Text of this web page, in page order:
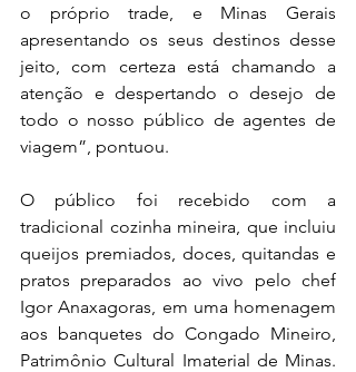
o próprio trade, e Minas Gerais
apresentando os seus destinos desse
jeito, com certeza está chamando a
atenção e despertando o desejo de
todo o nosso público de agentes de
viagem”, pontuou.
O público foi recebido com a
tradicional cozinha mineira, que incluiu
queijos premiados, doces, quitandas e
pratos preparados ao vivo pelo chef
Igor Anaxagoras, em uma homenagem
aos banquetes do Congado Mineiro,
Patrimônio Cultural Imaterial de Minas.